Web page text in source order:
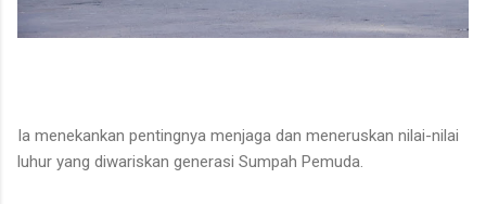
Ia menekankan pentingnya menjaga dan meneruskan nilai-nilai
luhur yang diwariskan generasi Sumpah Pemuda.